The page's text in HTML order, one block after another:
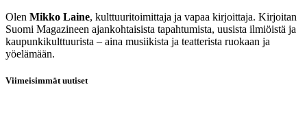
Olen Mikko Laine, kulttuuritoimittaja ja vapaa kirjoittaja. Kirjoitan
Suomi Magazineen ajankohtaisista tapahtumista, uusista ilmiöistä ja
kaupunkikulttuurista – aina musiikista ja teatterista ruokaan ja
yöelämään.
Viimeisimmät uutiset